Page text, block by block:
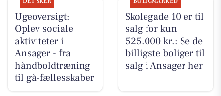
Ugeoversigt:
Oplev sociale
aktiviteter i
Ansager - fra
håndboldtræning
til gå-fællesskaber
Skolegade 10 er til
salg for kun
525.000 kr.: Se de
billigste boliger til
salg i Ansager her